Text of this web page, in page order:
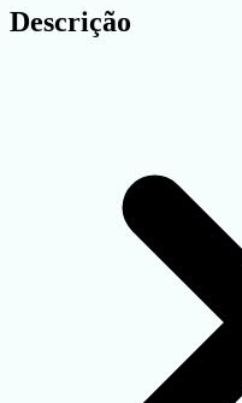
Descrição